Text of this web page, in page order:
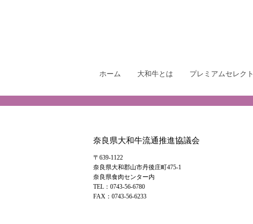
ホーム 大和牛とは プレミアムセレクト
奈良県大和牛流通推進協議会
〒639-1122
奈良県大和郡山市丹後庄町475-1
奈良県食肉センター内
TEL：0743-56-6780
FAX：0743-56-6233